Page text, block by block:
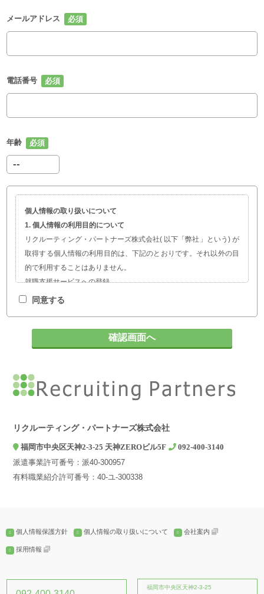
メールアドレス
電話番号
年齢
個人情報の取り扱いについて
1. 個人情報の利用目的について
リクルーティング・パートナーズ株式会社( 以下「弊社」という) が
取得する個人情報の利用目的は、下記のとおりです。それ以外の目
的で利用することはありません。
就職支援サービスへの登録
職業紹介、就職・転職に関する情報提供
お問い合わせやご相談への対応
びJISQ：15001などの法令等で認められている場合を除き、個人情
報を第三者に提供することはありません。
弊社は、利用目的の達成に必要な範囲内において個人情報の取扱い
て委託先を選定し、機密保持契約を締結します。委託先に対しては
個人情報の適切な取扱いを監督指導します。
4. 個人情報の開示等の請求について
報窓口」までお知らせください。
5. 個人情報提供の任意性とその結果について
報が提供されない場合、【個人情報の利用目的について】に記載し
同意する
リクルーティング・パートナーズ株式会社
福岡市中央区天神2-3-25 天神ZEROビル5F 092-400-3140
派遣事業許可番号：派40-300957
有料職業紹介許可番号：40-ユ-300338
個人情報保護方針 個人情報の取り扱いについて 会社案内
採用情報
福岡市中央区天神2-3-25